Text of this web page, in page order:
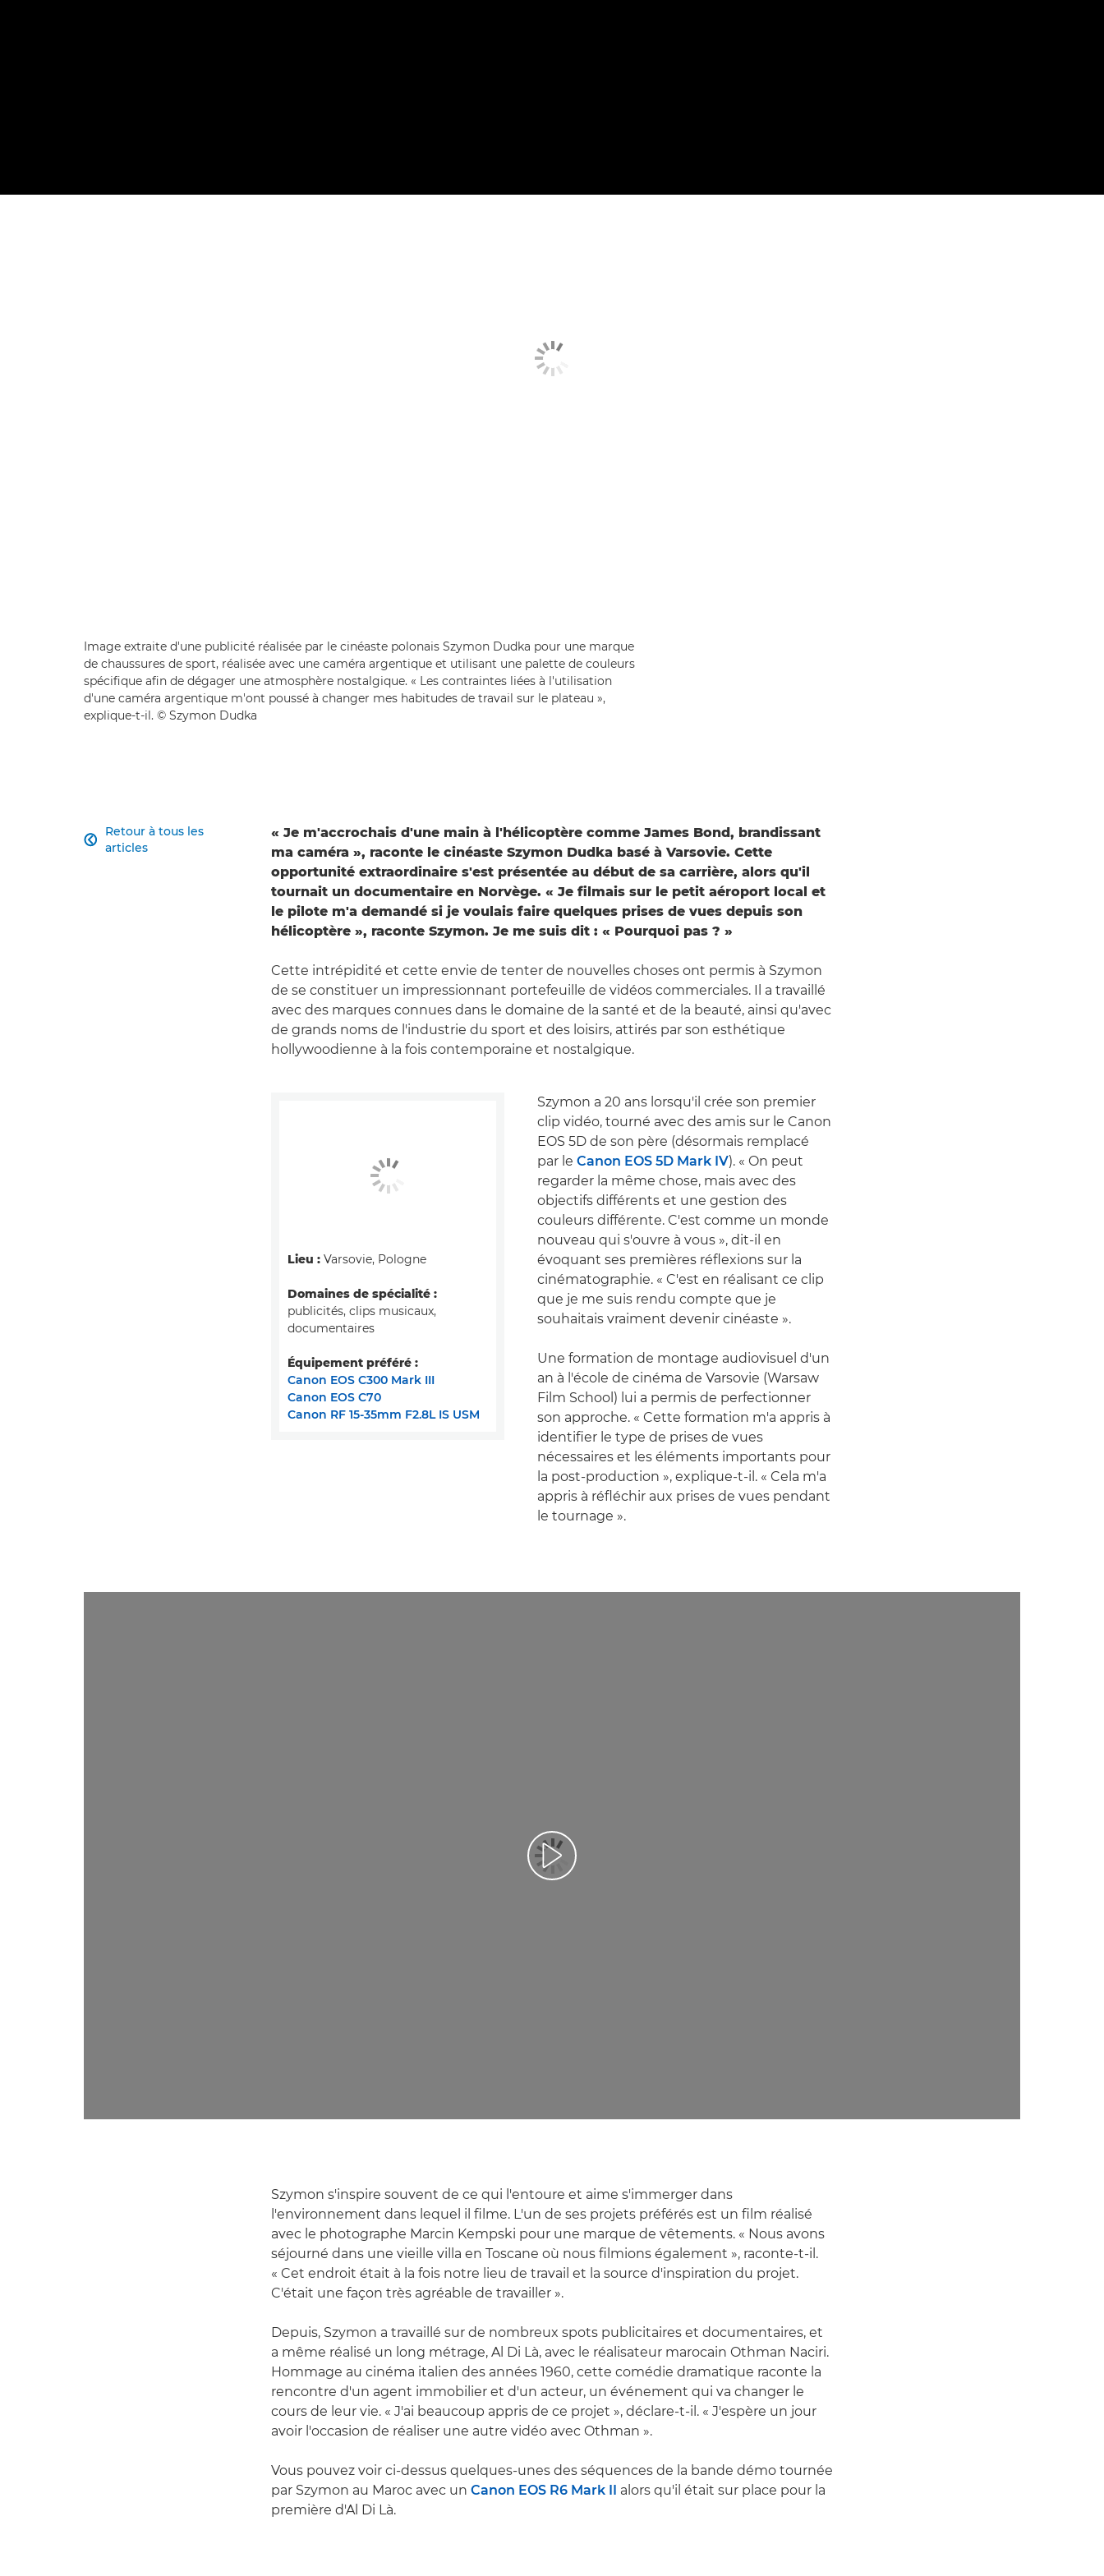
Image extraite d'une publicité réalisée par le cinéaste polonais Szymon Dudka pour une marque
de chaussures de sport, réalisée avec une caméra argentique et utilisant une palette de couleurs
spécifique afin de dégager une atmosphère nostalgique. « Les contraintes liées à l'utilisation
d'une caméra argentique m'ont poussé à changer mes habitudes de travail sur le plateau »,
explique-t-il. © Szymon Dudka
Retour à tous les
articles

« Je m'accrochais d'une main à l'hélicoptère comme James Bond, brandissant
ma caméra », raconte le cinéaste Szymon Dudka basé à Varsovie. Cette
opportunité extraordinaire s'est présentée au début de sa carrière, alors qu'il
tournait un documentaire en Norvège. « Je filmais sur le petit aéroport local et
le pilote m'a demandé si je voulais faire quelques prises de vues depuis son
hélicoptère », raconte Szymon. Je me suis dit : « Pourquoi pas ? »
Cette intrépidité et cette envie de tenter de nouvelles choses ont permis à Szymon
de se constituer un impressionnant portefeuille de vidéos commerciales. Il a travaillé
avec des marques connues dans le domaine de la santé et de la beauté, ainsi qu'avec
de grands noms de l'industrie du sport et des loisirs, attirés par son esthétique
hollywoodienne à la fois contemporaine et nostalgique.
Szymon a 20 ans lorsqu'il crée son premier
clip vidéo, tourné avec des amis sur le Canon
EOS 5D de son père (désormais remplacé
par le Canon EOS 5D Mark IV). « On peut
regarder la même chose, mais avec des
objectifs différents et une gestion des
couleurs différente. C'est comme un monde
nouveau qui s'ouvre à vous », dit-il en
évoquant ses premières réflexions sur la
cinématographie. « C'est en réalisant ce clip
que je me suis rendu compte que je
souhaitais vraiment devenir cinéaste ».
Une formation de montage audiovisuel d'un
an à l'école de cinéma de Varsovie (Warsaw
Film School) lui a permis de perfectionner
son approche. « Cette formation m'a appris à
identifier le type de prises de vues
nécessaires et les éléments importants pour
la post-production », explique-t-il. « Cela m'a
appris à réfléchir aux prises de vues pendant
le tournage ».
Lieu : Varsovie, Pologne
Domaines de spécialité :
publicités, clips musicaux,
documentaires
Équipement préféré :
Canon EOS C300 Mark III
Canon EOS C70
Canon RF 15-35mm F2.8L IS USM
Lancer la vidéo
Szymon s'inspire souvent de ce qui l'entoure et aime s'immerger dans
l'environnement dans lequel il filme. L'un de ses projets préférés est un film réalisé
avec le photographe Marcin Kempski pour une marque de vêtements. « Nous avons
séjourné dans une vieille villa en Toscane où nous filmions également », raconte-t-il.
« Cet endroit était à la fois notre lieu de travail et la source d'inspiration du projet.
C'était une façon très agréable de travailler ».
Depuis, Szymon a travaillé sur de nombreux spots publicitaires et documentaires, et
a même réalisé un long métrage, Al Di Là, avec le réalisateur marocain Othman Naciri.
Hommage au cinéma italien des années 1960, cette comédie dramatique raconte la
rencontre d'un agent immobilier et d'un acteur, un événement qui va changer le
cours de leur vie. « J'ai beaucoup appris de ce projet », déclare-t-il. « J'espère un jour
avoir l'occasion de réaliser une autre vidéo avec Othman ».
Vous pouvez voir ci-dessus quelques-unes des séquences de la bande démo tournée
par Szymon au Maroc avec un Canon EOS R6 Mark II alors qu'il était sur place pour la
première d'Al Di Là.